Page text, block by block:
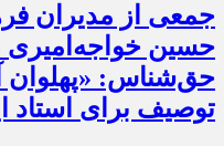
جمعی از مدیران
حسین خواجه‌امیری
حق‌شناس: «پهلوان
توصیف برای استاد